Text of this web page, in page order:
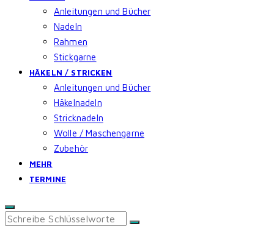
Anleitungen und Bücher
Nadeln
Rahmen
Stickgarne
HÄKELN / STRICKEN
Anleitungen und Bücher
Häkelnadeln
Stricknadeln
Wolle / Maschengarne
Zubehör
MEHR
TERMINE
Search